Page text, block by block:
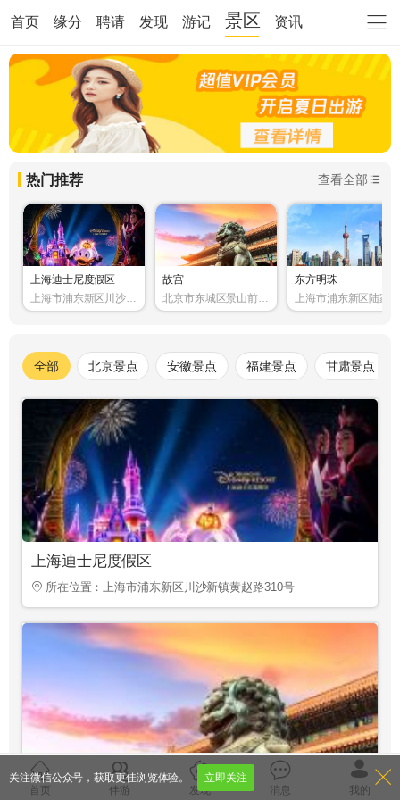
首页 缘分 聘请 发现 游记 景区 资讯
热门推荐 查看全部
上海迪士尼度假区
上海市浦东新区川沙新
故宫
北京市东城区景山前街
东方明珠
上海市浦东新区陆家嘴
全部 北京景点 安徽景点 福建景点 甘肃景点
上海迪士尼度假区
所在位置：上海市浦东新区川沙新镇黄赵路310号
故宫
首页 伴游 发现 消息 我的
关注微信公众号，获取更佳浏览体验。 立即关注